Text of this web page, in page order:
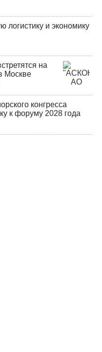
логистику и экономику
на
Москве
конгресса
к форуму 2028 года